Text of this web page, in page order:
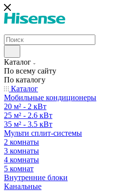
Каталог
По всему сайту
По каталогу
Каталог
Мобильные кондиционеры
20 м² - 2 кВт
25 м² - 2.6 кВт
35 м² - 3.5 кВт
Мульти сплит-системы
2 комнаты
3 комнаты
4 комнаты
5 комнат
Внутренние блоки
Канальные